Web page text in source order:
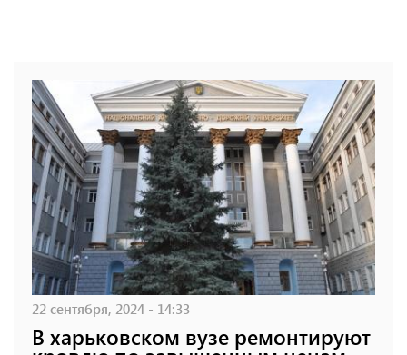
22 сентября, 2024 - 14:33
В харьковском вузе ремонтируют